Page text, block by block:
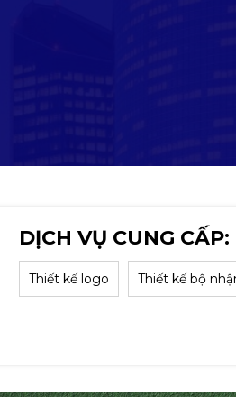
DỊCH VỤ CUNG CẤP:
Thiết kế logo Thiết kế bộ